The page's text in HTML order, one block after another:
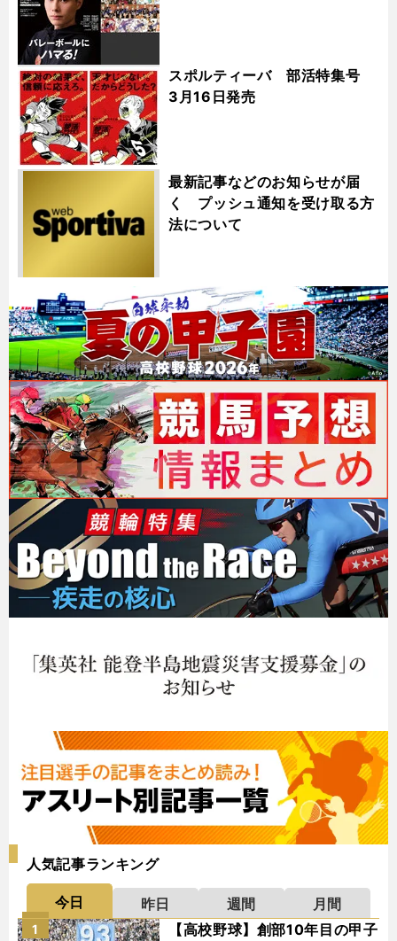
スポルティーバ 部活特集号
3月16日発売
最新記事などのお知らせが届
く プッシュ通知を受け取る方
法について
人気記事ランキング
今日 昨日 週間
月間
【高校野球】創部10年目の甲子
1